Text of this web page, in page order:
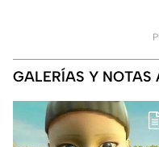
GALERÍAS Y NOTAS